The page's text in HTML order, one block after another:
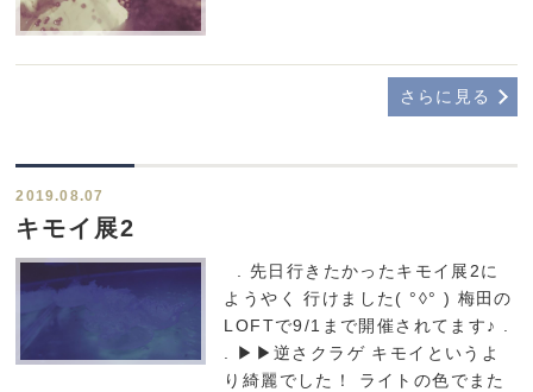
さらに見る
2019.08.07
キモイ展2
. 先日行きたかったキモイ展2に
ようやく 行けました( °◊° ) 梅田の
LOFTで9/1まで開催されてます♪ .
. ▶▶逆さクラゲ キモイというよ
り綺麗でした！ ライトの色でまた